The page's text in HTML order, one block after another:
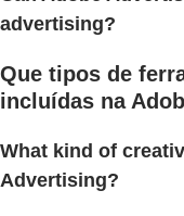
advertising?
Que tipos de
incluídas na
What kind of
Advertising?